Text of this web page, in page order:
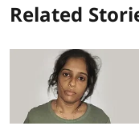
Related